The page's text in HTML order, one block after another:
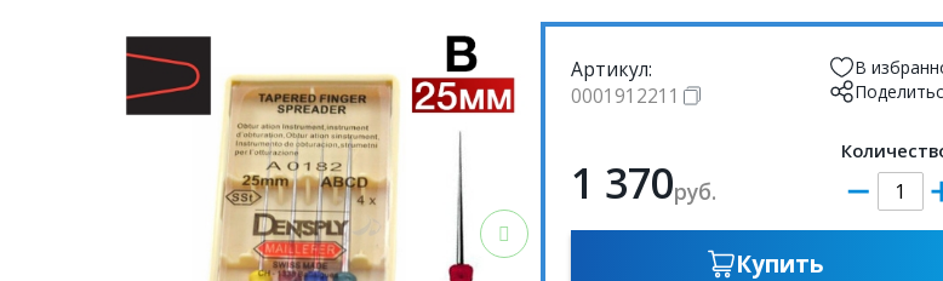
Артикул:
0001912211
В
1 370руб.
Купить